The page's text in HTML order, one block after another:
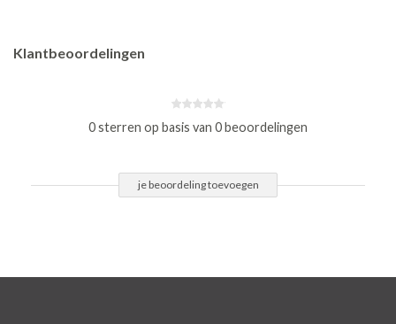
Klantbeoordelingen
0 sterren op basis van 0 beoordelingen
je beoordeling toevoegen